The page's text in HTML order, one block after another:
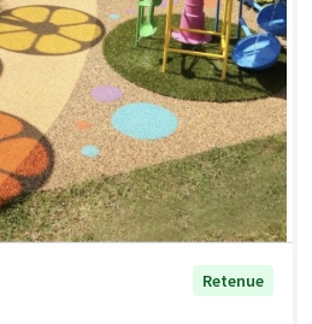
Retenue